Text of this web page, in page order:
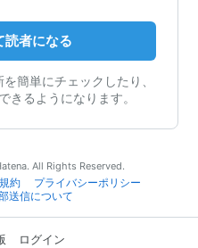
読者になる
簡単にチェックしたり、
きるようになります。
All Rights Reserved.
約
プライバシーポリシー
送信について
ログイン